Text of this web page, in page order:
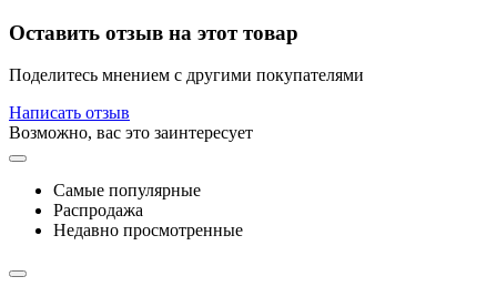
Оставить отзыв на этот товар
Поделитесь мнением с другими покупателями
Написать отзыв
Возможно, вас это заинтересует
Самые популярные
Распродажа
Недавно просмотренные